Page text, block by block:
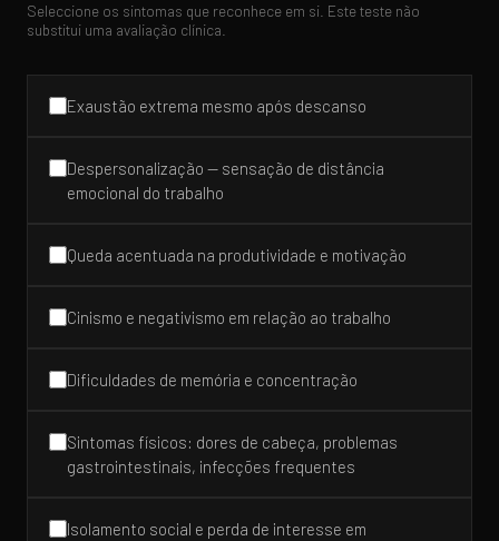
Seleccione os sintomas que reconhece em si. Este teste não
substitui uma avaliação clínica.
Exaustão extrema mesmo após descanso
Despersonalização — sensação de distância
emocional do trabalho
Queda acentuada na produtividade e motivação
Cinismo e negativismo em relação ao trabalho
Dificuldades de memória e concentração
Sintomas físicos: dores de cabeça, problemas
gastrointestinais, infecções frequentes
Isolamento social e perda de interesse em